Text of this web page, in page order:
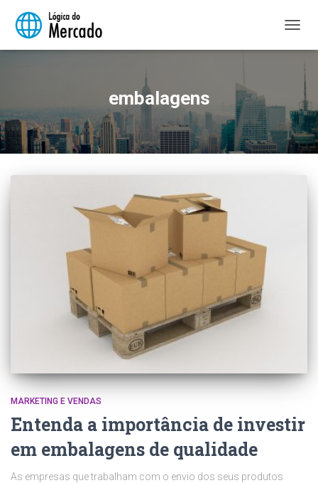
embalagens
MARKETING E VENDAS
Entenda a importância de investir
em embalagens de qualidade
As empresas que trabalham com o envio dos seus produtos